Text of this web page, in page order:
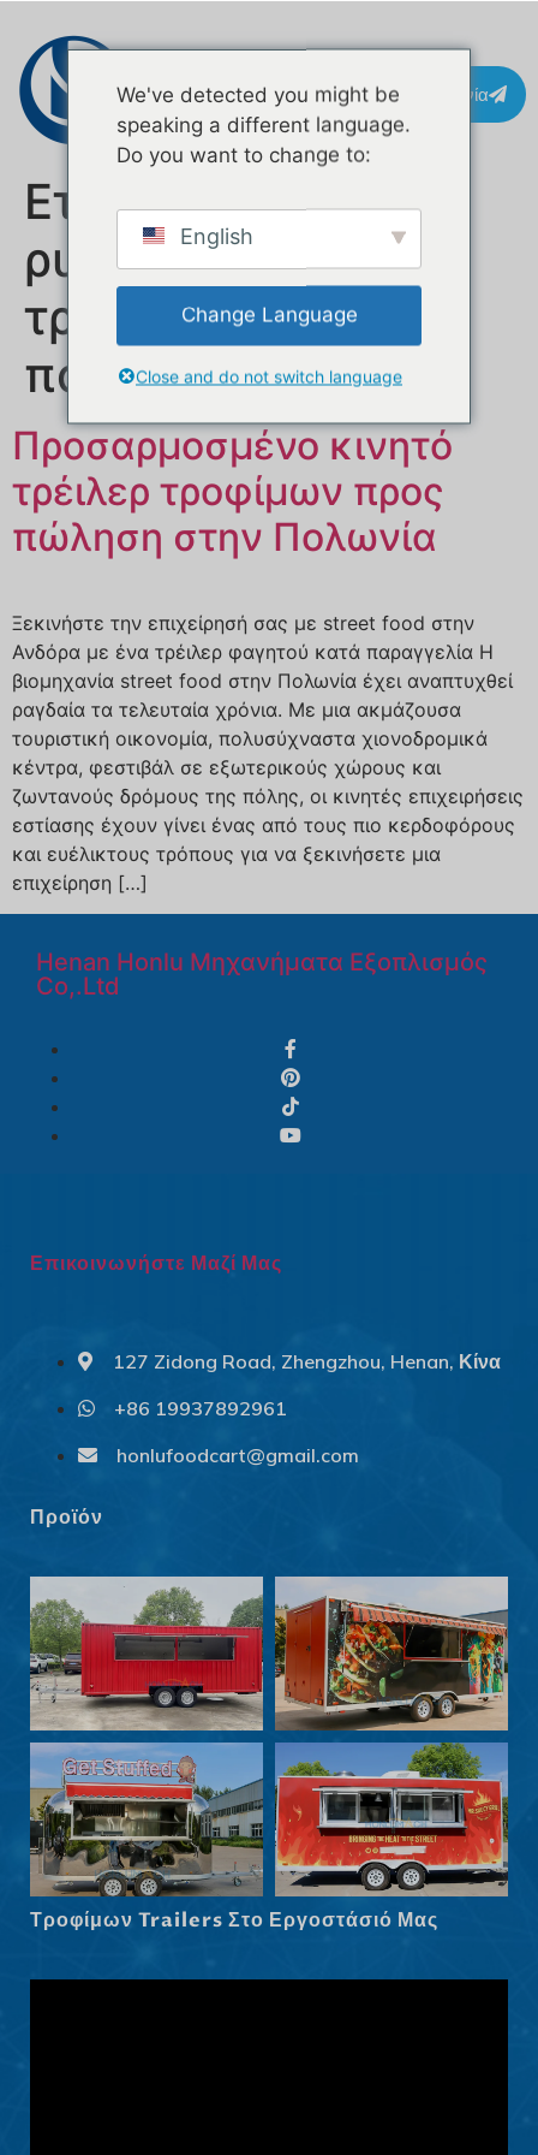
Επικοινωνία
Ετικέτα:
ρυμουλκούμενο
τροφοδοσίας κατά
παραγγελία
Προσαρμοσμένο κινητό
τρέιλερ τροφίμων προς
πώληση στην Πολωνία
Ξεκινήστε την επιχείρησή σας με street food στην
Ανδόρα με ένα τρέιλερ φαγητού κατά παραγγελία Η
βιομηχανία street food στην Πολωνία έχει αναπτυχθεί
ραγδαία τα τελευταία χρόνια. Με μια ακμάζουσα
τουριστική οικονομία, πολυσύχναστα χιονοδρομικά
κέντρα, φεστιβάλ σε εξωτερικούς χώρους και
ζωντανούς δρόμους της πόλης, οι κινητές επιχειρήσεις
εστίασης έχουν γίνει ένας από τους πιο κερδοφόρους
και ευέλικτους τρόπους για να ξεκινήσετε μια
επιχείρηση […]
Henan Honlu Μηχανήματα Εξοπλισμός
Co,.Ltd
Επικοινωνήστε Μαζί Μας
127 Zidong Road, Zhengzhou, Henan, Κίνα
+86 19937892961
honlufoodcart@gmail.com
Προϊόν
Τροφίμων Trailers Στο Εργοστάσιό Μας
We've detected you might be
speaking a different language.
Do you want to change to:
English
Change Language
Close and do not switch language
Slovenščina
Latviešu valoda
Dansk
Hrvatski
Српски језик
Norsk nynorsk
Maori
Eesti
Български
Slovenčina